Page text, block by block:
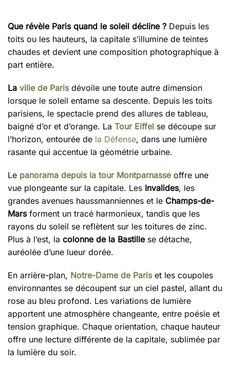
Que révèle Paris quand le soleil décline ? Depuis les
toits ou les hauteurs, la capitale s’illumine de teintes
chaudes et devient une composition photographique à
part entière.
La ville de Parisdévoile une toute autre dimension
lorsque le soleil entame sa descente. Depuis les toits
parisiens, le spectacle prend des allures de tableau,
baigné d’or et d’orange. La Tour Eiffel se découpe sur
l’horizon, entourée de la Défense, dans une lumière
rasante qui accentue la géométrie urbaine.
Le panorama depuis la tour Montparnasseoffre une
vue plongeante sur la capitale. Les Invalides, les
grandes avenues haussmanniennes et le Champs-de-
Marsforment un tracé harmonieux, tandis que les
rayons du soleil se reflètent sur les toitures de zinc.
Plus à l’est, la colonne de la Bastillese détache,
auréolée d’une lueur dorée.
En arrière-plan, Notre-Dame de Pariset les coupoles
environnantes se découpent sur un ciel pastel, allant du
rose au bleu profond. Les variations de lumière
apportent une atmosphère changeante, entre poésie et
tension graphique. Chaque orientation, chaque hauteur
offre une lecture différente de la capitale, sublimée par
la lumière du soir.